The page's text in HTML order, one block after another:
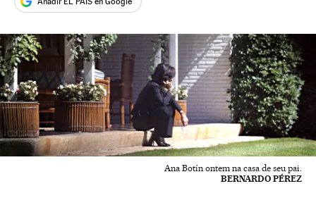
Ana Botín ontem na casa de seu pai.
BERNARDO PÉREZ